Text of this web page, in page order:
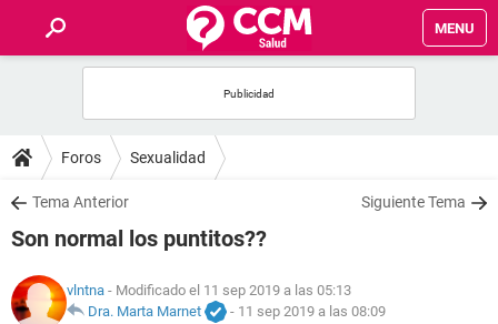
MENU
FOROS
SALUD
NUTRICIÓN
Foros Sexualidad
Tema Anterior Siguiente Tema
Son normal los puntitos??
vlntna - Modificado el 11 sep 2019 a las 05:13
Dra. Marta Marnet
- 11 sep 2019 a las 08:09